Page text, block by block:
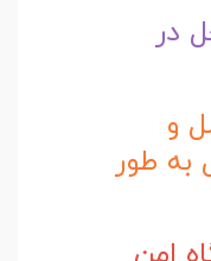
در
و
طور